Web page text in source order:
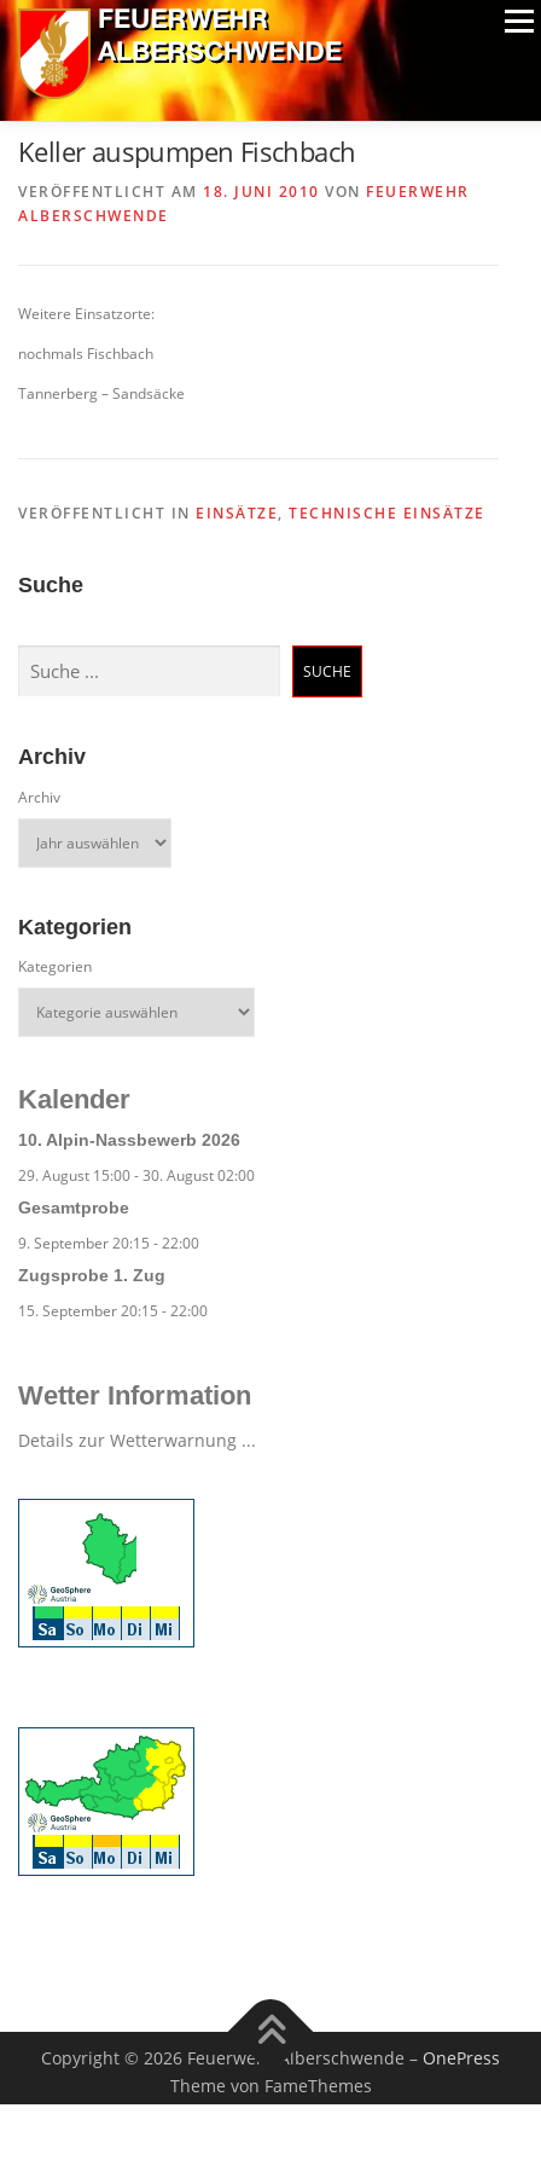
Zum
Inhalt
springen
Menü
ALPIN-NASSWETTBEWERB MITGLIEDER
AUSRÜSTUNG CHRONIK EXTRAS
Keller auspumpen Fischbach
VERÖFFENTLICHT AM 18. JUNI 2010 VON FEUERWEHR
ALBERSCHWENDE
Weitere Einsatzorte:
nochmals Fischbach
Tannerberg – Sandsäcke
VERÖFFENTLICHT IN EINSÄTZE, TECHNISCHE EINSÄTZE
Suche
SUCHE
Archiv
Archiv
Kategorien
Kategorien
Kalender
10. Alpin-Nassbewerb 2026
29. August 15:00-30. August 02:00
Gesamtprobe
9. September 20:15 -22:00
Zugsprobe 1. Zug
15. September 20:15 -22:00
Wetter Information
Details zur Wetterwarnung ...
Copyright © 2026 Feuerwehr Alberschwende – OnePress
Theme von FameThemes